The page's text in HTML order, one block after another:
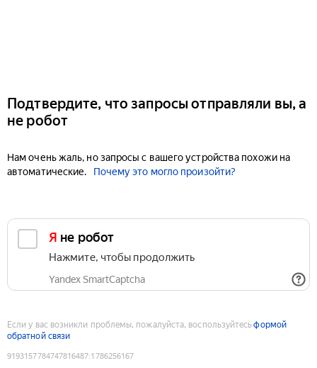
Подтвердите, что запросы отправляли вы, а
не робот
Нам очень жаль, но запросы с вашего устройства похожи на
автоматические.
Почему это могло произойти?
Я не робот
Нажмите, чтобы продолжить
Yandex SmartCaptcha
Если у вас возникли проблемы, пожалуйста, воспользуйтесьформой
обратной связи
9193157784747816487:1786256167